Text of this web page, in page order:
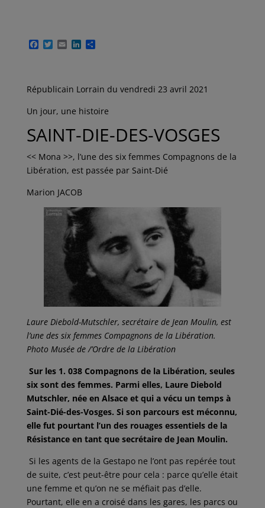
F
o
k
T
e
E L
d
n
P
g
r
Républicain Lorrain du vendredi 23 avril 2021
Un jour, une histoire
SAINT-DIE-DES-VOSGES
<< Mona >>, l’une des six femmes Compagnons de la
Libération, est passée par Saint-Dié
Marion JACOB
Laure Diebold-Mutschler, secrétaire de Jean Moulin, est
l’une des six femmes Compagnons de la Libération.
Photo Musée de /’Ordre de la Libération
Sur les 1. 038 Compagnons de la Libération, seules
six sont des femmes. Parmi elles, Laure Diebold
Mutschler, née en Alsace et qui a vécu un temps à
Saint-Dié-des-Vosges. Si son parcours est méconnu,
elle fut pourtant l’un des rouages essentiels de la
Résistance en tant que secrétaire de Jean Moulin.
Si les agents de la Gestapo ne l’ont pas repérée tout
de suite, c’est peut-être pour cela : parce qu’elle était
une femme et qu’on ne se méfiait pas d’elle.
Pourtant, elle en a croisé dans les gares, les parcs ou